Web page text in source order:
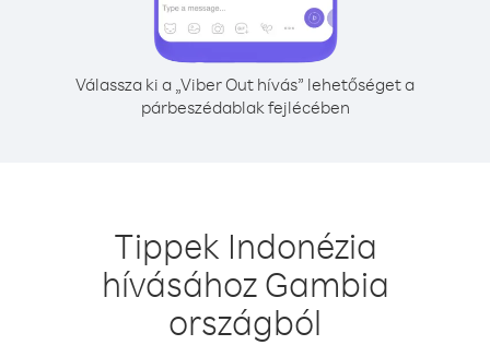
Válassza ki a „Viber Out hívás” lehetőséget a
párbeszédablak fejlécében
Tippek Indonézia
hívásához Gambia
országból